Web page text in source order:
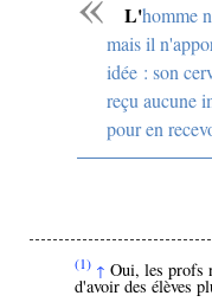
L'homme naît avec des sens et des facultés ;
mais il
idée : son
reçu aucune
pour en
(1) ↑ Oui, les profs
d'avoir des élèves